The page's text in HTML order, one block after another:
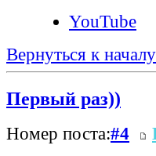
YouTube
Вернуться к началу
Первый раз))
Номер поста:#4